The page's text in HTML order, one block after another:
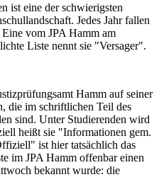
ist eine der schwierigsten
Jedes Jahr fallen
vom JPA Hamm am
Liste nennt sie "Versager".
Hamm auf seiner
die im schriftlichen Teil des
sind. Unter Studierenden wird
heißt sie "Informationen gem.
ist hier tatsächlich das
im JPA Hamm offenbar einen
bekannt wurde: die